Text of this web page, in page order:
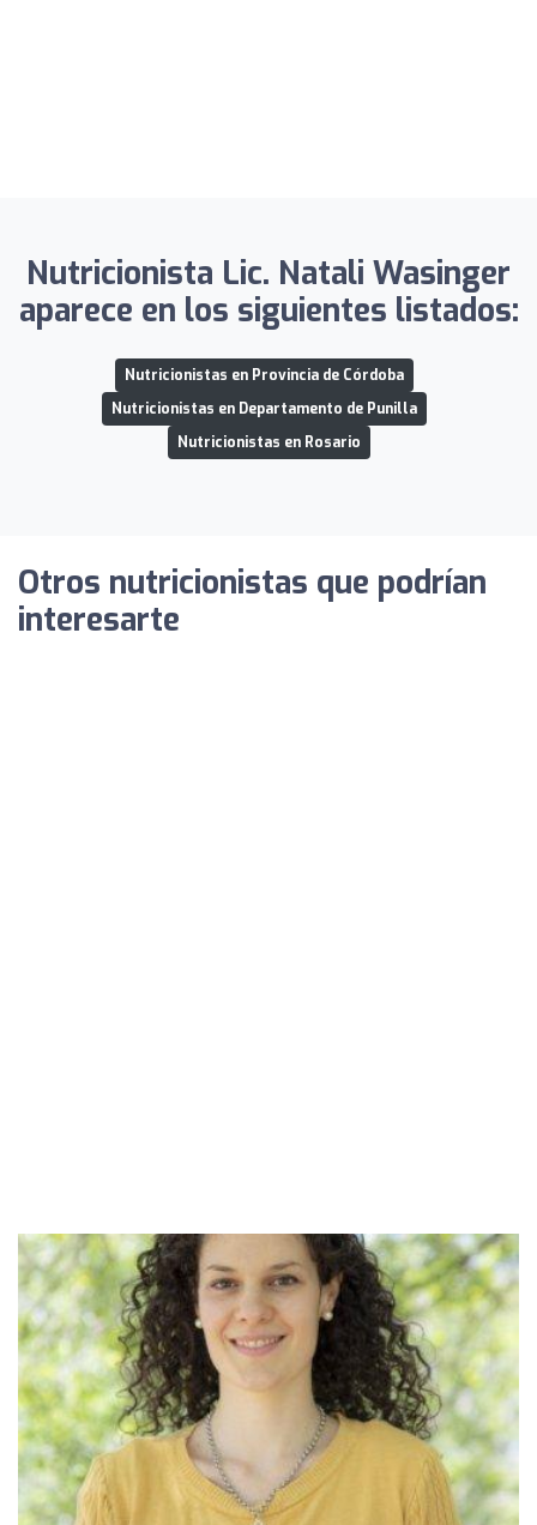
Nutricionista Lic. Natali Wasinger
aparece en los siguientes listados:
Nutricionistas en Provincia de Córdoba
Nutricionistas en Departamento de Punilla
Nutricionistas en Rosario
Otros nutricionistas que podrían
interesarte